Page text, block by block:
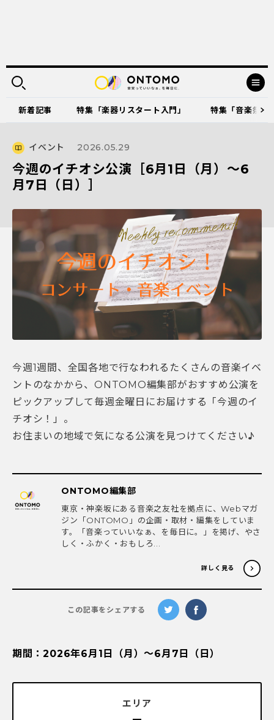
新着記事 特集「楽器リスタート入門」 特集「音楽祭
イベント 2026.05.29
今週のイチオシ公演［6月1日（月）～6
月7日（日）］
今週1週間、全国各地で行なわれるたくさんの音楽イベ
ントのなかから、ONTOMO編集部がおすすめ公演を
ピックアップして毎週金曜日にお届けする「今週のイ
チオシ！」。
お住まいの地域で気になる公演を見つけてください♪
ONTOMO編集部
東京・神楽坂にある音楽之友社を拠点に、Webマガ
ジン「ONTOMO」の企画・取材・編集をしていま
す。「音楽っていいなぁ、を毎日に。」を掲げ、やさ
しく・ふかく・おもしろ...
詳しく見る
この記事をシェアする
期間：2026年6月1日（月）～6月7日（日）
エリア